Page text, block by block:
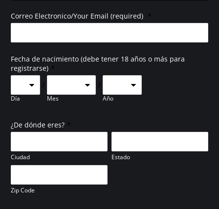
Correo Electronico/Your Email (required) *
Fecha de nacimiento (debe tener 18 años o más para
registrarse) *
Día
/
Mes
/
Año
¿De dónde eres? *
Ciudad Estado
Zip Code